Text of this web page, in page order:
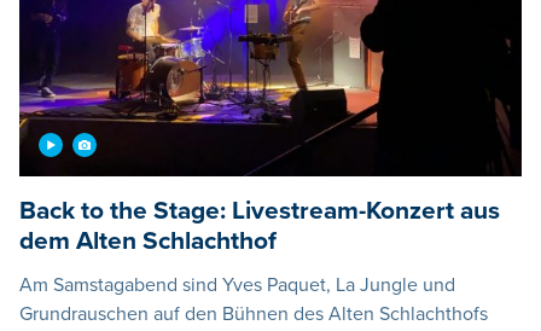
Back to the Stage: Livestream-Konzert aus
dem Alten Schlachthof
Am Samstagabend sind Yves Paquet, La Jungle und
Grundrauschen auf den Bühnen des Alten Schlachthofs